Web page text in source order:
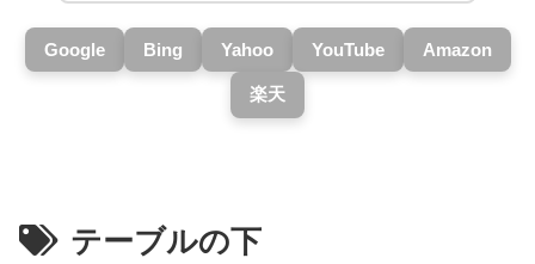
Google Bing Yahoo YouTube Amazon
楽天
テーブルの下